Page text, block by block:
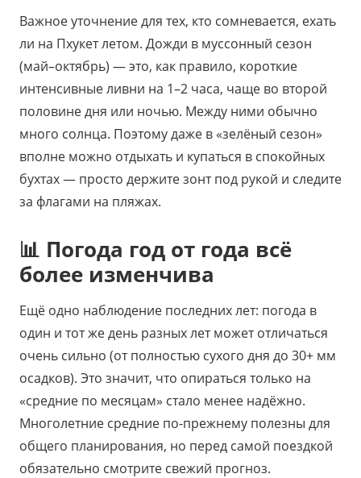
Важное уточнение для тех, кто сомневается, ехать
ли на Пхукет летом. Дожди в муссонный сезон
(май–октябрь) — это, как правило, короткие
интенсивные ливни на 1–2 часа, чаще во второй
половине дня или ночью. Между ними обычно
много солнца. Поэтому даже в «зелёный сезон»
вполне можно отдыхать и купаться в спокойных
бухтах — просто держите зонт под рукой и следите
за флагами на пляжах.
📊 Погода год от года всё
более изменчива
Ещё одно наблюдение последних лет: погода в
один и тот же день разных лет может отличаться
очень сильно (от полностью сухого дня до 30+ мм
осадков). Это значит, что опираться только на
«средние по месяцам» стало менее надёжно.
Многолетние средние по-прежнему полезны для
общего планирования, но перед самой поездкой
обязательно смотрите свежий прогноз.